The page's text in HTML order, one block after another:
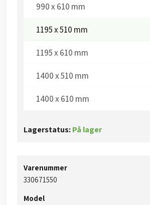
990 x 610 mm
1195 x 510 mm
1195 x 610 mm​
1400 x 510 mm​
1400 x 610 mm​
Lagerstatus:På lager
Varenummer
​​330671550​
Model